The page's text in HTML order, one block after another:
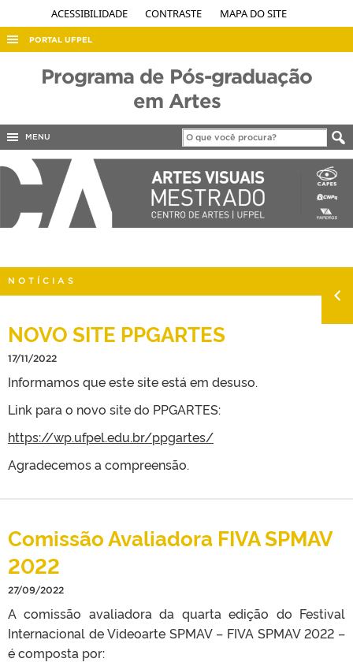
ACESSIBILIDADE CONTRASTE MAPA DO SITE
PORTAL UFPEL
EDITAIS
INTERNACIONAL
OUVIDORIA
TELEFONES
Programa de Pós-graduação
em Artes
MENU
NOTÍCIAS
NOVO SITE PPGARTES
17/11/2022
Informamos que este site está em desuso.
Link para o novo site do PPGARTES:
https://wp.ufpel.edu.br/ppgartes/
Agradecemos a compreensão.
Comissão Avaliadora FIVA SPMAV
2022
27/09/2022
A comissão avaliadora da quarta edição do Festival
Internacional de Videoarte SPMAV – FIVA SPMAV 2022 –
é composta por: